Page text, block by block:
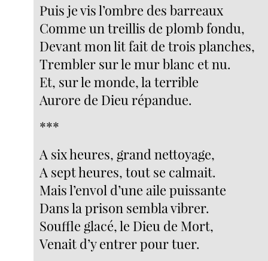
Puis je vis l’ombre des barreaux
Comme un treillis de plomb fondu,
Devant mon lit fait de trois planches,
Trembler sur le mur blanc et nu.
Et, sur le monde, la terrible
Aurore de Dieu répandue.
***
A six heures, grand nettoyage,
A sept heures, tout se calmait.
Mais l’envol d’une aile puissante
Dans la prison sembla vibrer.
Souffle glacé, le Dieu de Mort,
Venait d’y entrer pour tuer.